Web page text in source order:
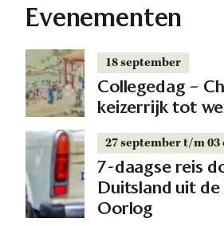
Evenementen
18 september
Collegedag –
keizerrijk tot
27 september t/m
7-daagse reis
Duitsland uit de
Oorlog